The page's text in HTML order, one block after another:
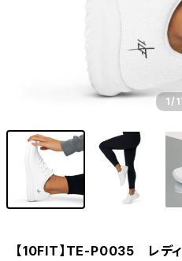
1/
【10FIT】TE-P0035 レデ